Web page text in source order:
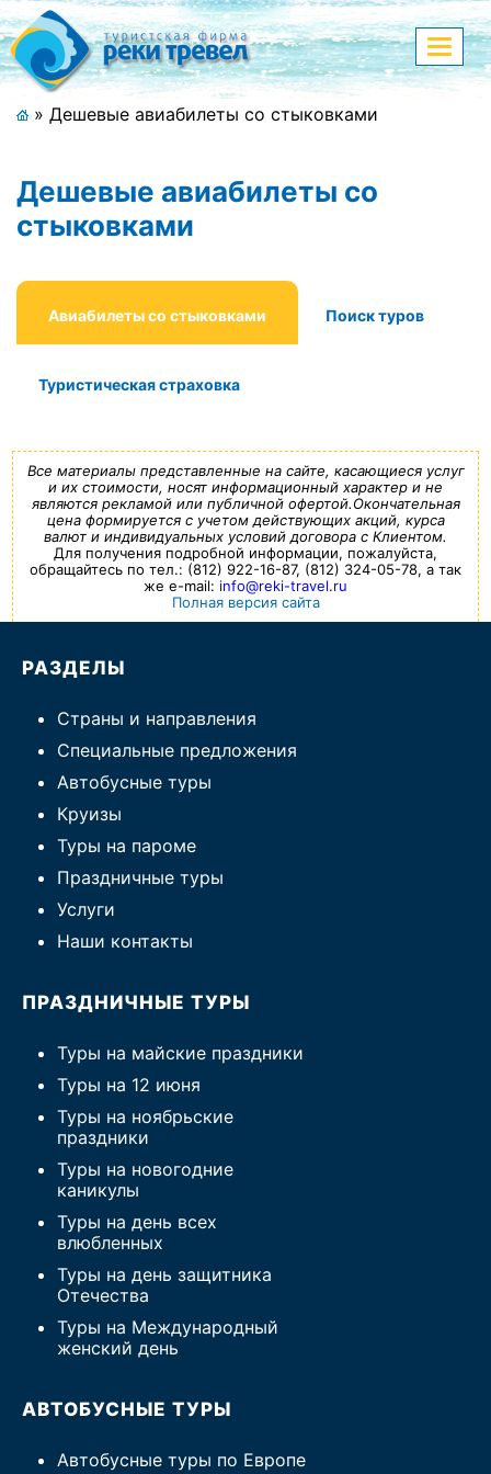
Меню
+7 (911) 182-44-68
Полная версия сайта
Спецпредложения
Праздничные туры
Поиск тура
Туры по России
Автобусные туры
Круизы
Туры на пароме
Авиабилеты
Услуги
О компании
Отзывы
меню
» Дешевые авиабилеты со стыковками
Дешевые авиабилеты со
стыковками
Авиабилеты со стыковками Поиск туров
Туристическая страховка
Все материалы представленные на сайте, касающиеся услуг
и их стоимости, носят информационный характер и не
являются рекламой или публичной офертой.Окончательная
цена формируется с учетом действующих акций, курса
валют и индивидуальных условий договора с Клиентом.
Для получения подробной информации, пожалуйста,
обращайтесь по тел.: (812) 922-16-87, (812) 324-05-78, а так
же e-mail: info@reki-travel.ru
Полная версия сайта
РАЗДЕЛЫ
Страны и направления
Специальные предложения
Автобусные туры
Круизы
Туры на пароме
Праздничные туры
Услуги
Наши контакты
ПРАЗДНИЧНЫЕ ТУРЫ
Туры на майские праздники
Туры на 12 июня
Туры на ноябрьские
праздники
Туры на новогодние
каникулы
Туры на день всех
влюбленных
Туры на день защитника
Отечества
Туры на Международный
женский день
АВТОБУСНЫЕ ТУРЫ
Автобусные туры по Европе